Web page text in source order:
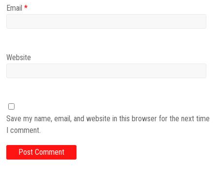
Email*
Website
Save my name, email, and website in this browser for the next time
I comment.